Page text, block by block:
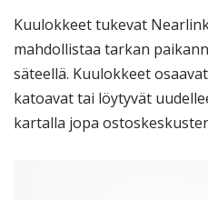
Kuulokkeet tukevat
mahdollistaa tarkan
säteellä. Kuulokkeet
katoavat tai löytyvät
kartalla jopa